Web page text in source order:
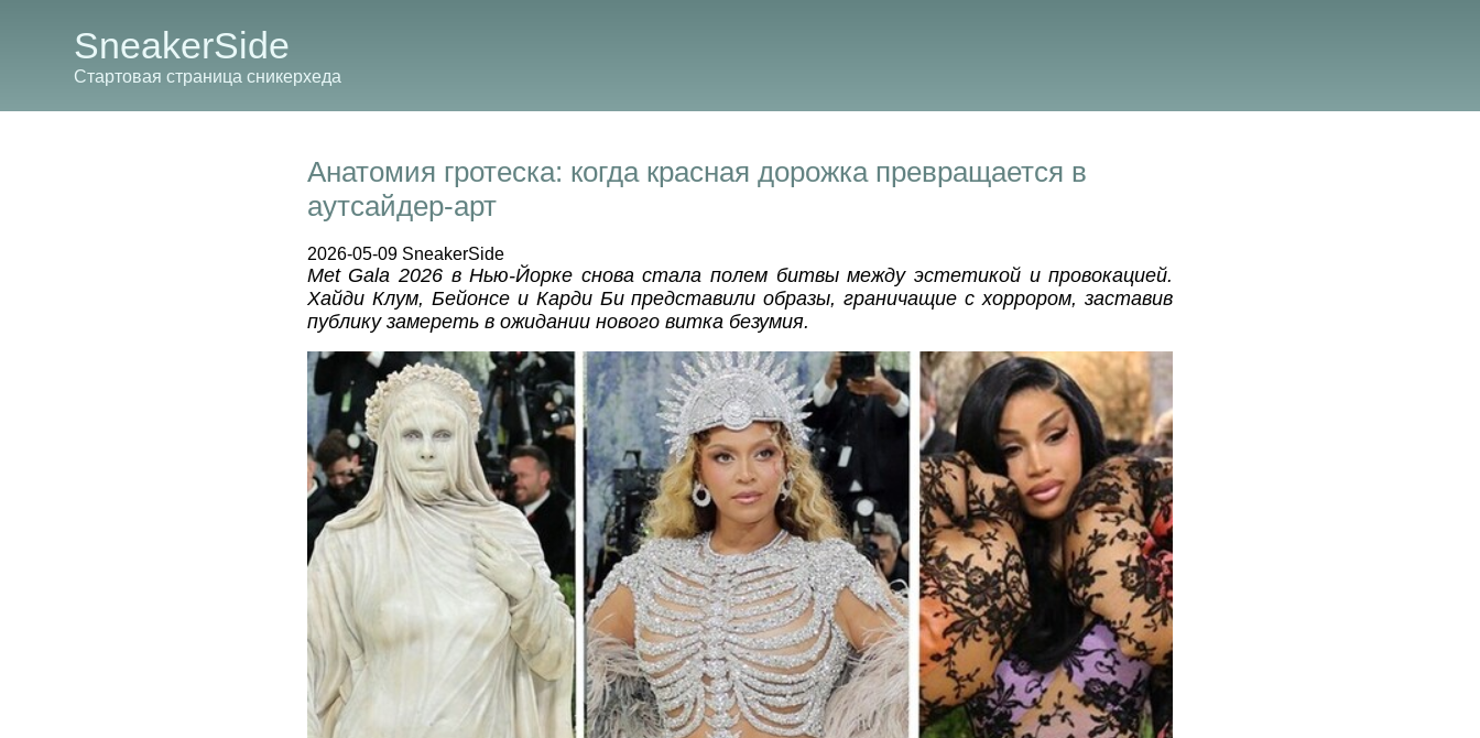
SneakerSide
Стартовая страница сникерхеда
Анатомия гротеска: когда красная дорожка превращается в
аутсайдер-арт
2026-05-09 SneakerSide
Met Gala 2026 в Нью-Йорке снова стала полем битвы между эстетикой и провокацией.
Хайди Клум, Бейонсе и Карди Би представили образы, граничащие с хоррором, заставив
публику замереть в ожидании нового витка безумия.